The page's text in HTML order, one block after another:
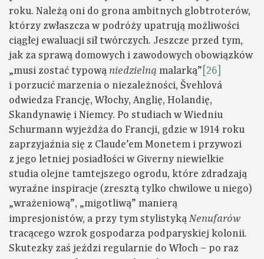
roku. Należą oni do grona ambitnych globtroterów,
którzy zwłaszcza w podróży upatrują możliwości
ciągłej ewaluacji sił twórczych. Jeszcze przed tym,
jak za sprawą domowych i zawodowych obowiązków
„musi zostać typową niedzielną malarką” [26]
i porzucić marzenia o niezależności, Švehlová
odwiedza Francję, Włochy, Anglię, Holandię,
Skandynawię i Niemcy. Po studiach w Wiedniu
Schurmann wyjeżdża do Francji, gdzie w 1914 roku
zaprzyjaźnia się z Claude’em Monetem i przywozi
z jego letniej posiadłości w Giverny niewielkie
studia olejne tamtejszego ogrodu, które zdradzają
wyraźne inspiracje (zresztą tylko chwilowe u niego)
„wrażeniową”, „migotliwą” manierą
impresjonistów, a przy tym stylistyką Nenufarów
tracącego wzrok gospodarza podparyskiej kolonii.
Skutezky zaś jeździ regularnie do Włoch – po raz